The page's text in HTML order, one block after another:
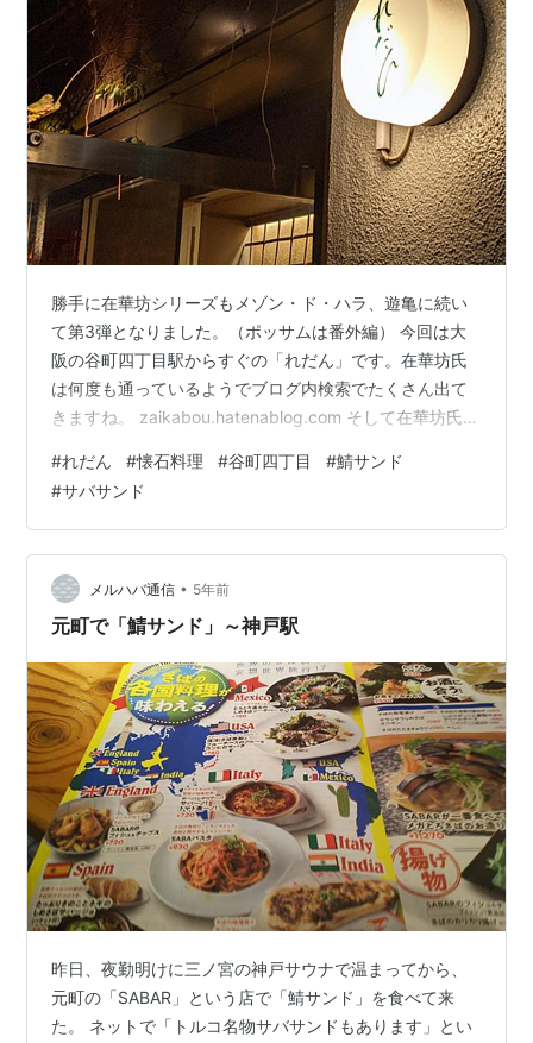
勝手に在華坊シリーズもメゾン・ド・ハラ、遊亀に続い
て第3弾となりました。（ポッサムは番外編） 今回は大
阪の谷町四丁目駅からすぐの「れだん」です。在華坊氏
は何度も通っているようでブログ内検索でたくさん出て
きますね。 zaikabou.hatenablog.com そして在華坊氏に
かれています。どの記事も美味そうすぎる。というわけ
で今回は在華坊氏と、在華坊氏に影響されたAQM氏に影
響されたブログです。 aqm.hatenablog.jp 以下、入店後
の会話。 「今日は初めてですか？」「はい」「出張と
か？」「はい」「なにかご覧になって？」「ネットと…
#れだん #懐石料理 #谷町四丁目 #鯖サンド
#サバサンド
メルハバ通信 • 5年前
元町で「鯖サンド」～神戸駅
昨日、夜勤明けに三ノ宮の神戸サウナで温まってから、
元町の「SABAR」という店で「鯖サンド」を食べて来
た。 ネットで「トルコ名物サバサンドもあります」とい